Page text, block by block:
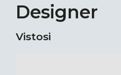
Designer
Vistosi